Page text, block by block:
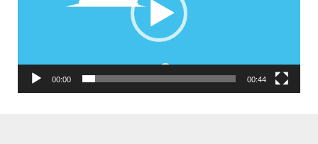
00:00 00:44